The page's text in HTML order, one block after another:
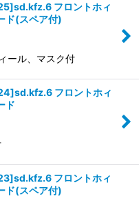
フロントホィ
ド(スペア付)
ール、マスク付
フロントホィ
ド
フロントホィ
ド(スペア付)